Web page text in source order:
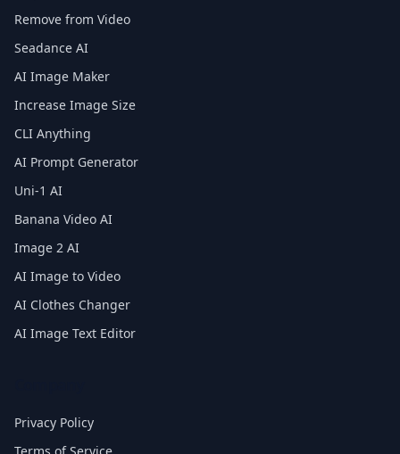
Remove from Video
Seadance AI
AI Image Maker
Increase Image Size
CLI Anything
AI Prompt Generator
Uni-1 AI
Banana Video AI
Image 2 AI
AI Image to Video
AI Clothes Changer
AI Image Text Editor
Privacy Policy